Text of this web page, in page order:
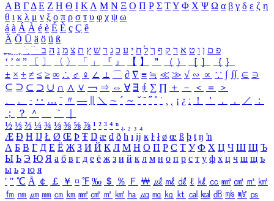
Α Β ΓΔ Ε Ζ Η Θ Ι ΚΛ Μ Ν Ξ Ο Π Ρ Σ ΤΥ Φ Χ Ψ Ω α β γ δ ε ζ η
θ ι κ λ μ ν ξ ο π ρ σ τ υ φ χ ψ ω
á à Á À é è É È ç Ç ê
Ä Ö Ü ä ö ü ß
ִֶֹ ֻּ ׁׂ פ ם ן ו ט א ר ק ף ך ל ח י ע כ ג ד ש ץ ת צ מ נ ה ב
‘ ’ “ ” 〔 〕 〈 〉 「 」 『 』 【 】 ＂ （ ） ［ ］ ｛ ｝
± × ÷ ≠ ≤ ≥ ∞ ∴ ♂ ♀ ∠ ⊥ ⌒ ∂ ∇ ≡ ≒ ≪ ≫ √ ∽ ∝ ∵ ∫ ∬ ∈ ∋
⊆ ⊇ ⊂ ⊃ ∪ ∩ ∧ ∨ ￢ ⇒ ⇔ ∀ ∃ ∮ ∑ ∏ ＋ － ＜ ＝
＞
、
。 · ‥ … ¨ 〃 ― ＼ ∼ ´ ～ ˇ ˘ ˝ ˚ ˙ ¸ ¡ ¿ ː ！ ＇ ， ． ／
：
；
？ ＾ ｀
½ ⅓ ⅔ ¼ ¾ ⅛ ⅜ ⅝ ⅞ ¹ ² ³ ⁴ ⁿ ₁ ₂ ₃ ₄
Æ Ð Ħ Ĳ Ł Ø Œ Þ Ŧ Ŋ æ đ ð ħ ı ĳ ĸ ŀ ł ø œ ß þ ŧ ŋ ŉ
А Б В Г Д Е Ё Ж З И Й К Л М Н О П Р С Т У Ф Х Ц Ч Ш Щ Ъ
Ы Ь Э Ю Я а б в г д е ё ж з и й к л м н о п р с т у ф х ц ч ш щ ъ
ы ь э ю я
′ ″ ℃ Å ￠ ￡ ￥ ¤ ℉ ‰ ＄ ％ Ｆ ￦ ㎕ ㎖ ㎗ ℓ ㎘ ㏄ ㎣ ㎤ ㎥ ㎦
㎙ ㎚ ㎛ ㎜ ㎝ ㎞ ㎟ ㎠ ㎡ ㎢ ㏊ ㎍ ㎎ ㎏ ㏏ ㎈ ㎉ ㏈ ㎧ ㎨ ㎰